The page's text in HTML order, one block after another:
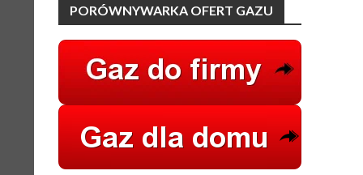
PORÓWNYWARKA OFERT GAZU